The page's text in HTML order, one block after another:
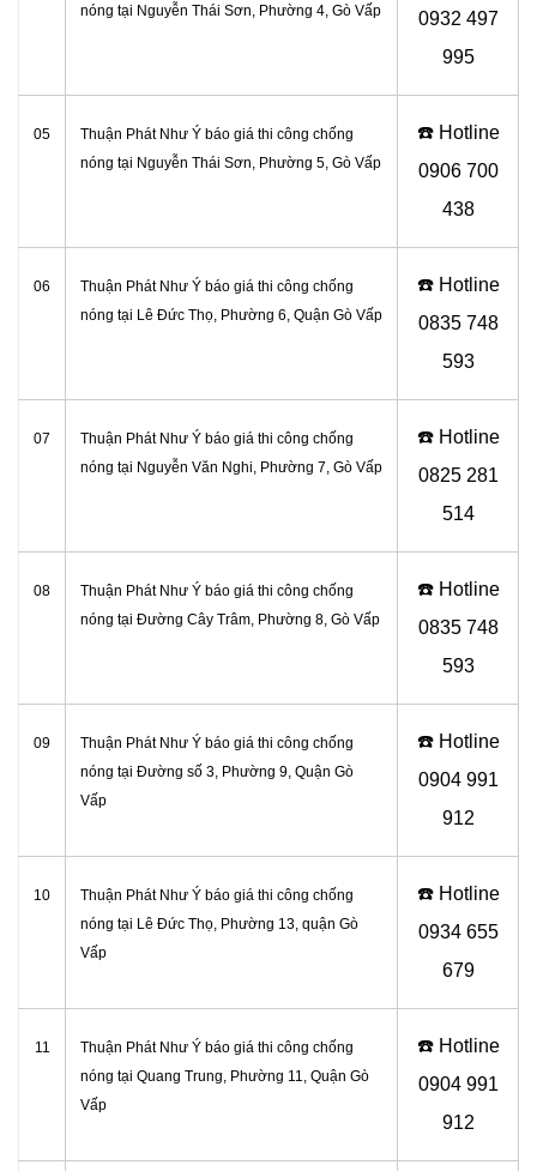
nóng tại Nguyễn Thái Sơn, Phường 4, Gò Vấp
0932 497
995
05
Thuận Phát Như Ý báo giá thi công chống
nóng tại Nguyễn Thái Sơn, Phường 5, Gò Vấp
☎️ Hotline
0906700
438
06
Thuận Phát Như Ý báo giá thi công chống
nóng tại Lê Đức Thọ, Phường 6, Quận Gò Vấp
☎️ Hotline
0835 748
593
07
Thuận Phát Như Ý báo giá thi công chống
nóng tại Nguyễn Văn Nghi, Phường 7, Gò Vấp
☎️ Hotline
0825 281
514
08
Thuận Phát Như Ý báo giá thi công chống
nóng tại Đường Cây Trâm, Phường 8, Gò Vấp
☎️ Hotline
0835 748
593
09
Thuận Phát Như Ý báo giá thi công chống
nóng tại Đường số 3, Phường 9, Quận Gò
Vấp
☎️ Hotline
0904 991
912
10
Thuận Phát Như Ý báo giá thi công chống
nóng tại Lê Đức Thọ, Phường 13, quận Gò
Vấp
☎️ Hotline
0934 655
679
11
Thuận Phát Như Ý báo giá thi công chống
nóng tại Quang Trung, Phường 11, Quận Gò
Vấp
☎️ Hotline
0904 991
912